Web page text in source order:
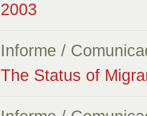
2003
Informe /
The Status of